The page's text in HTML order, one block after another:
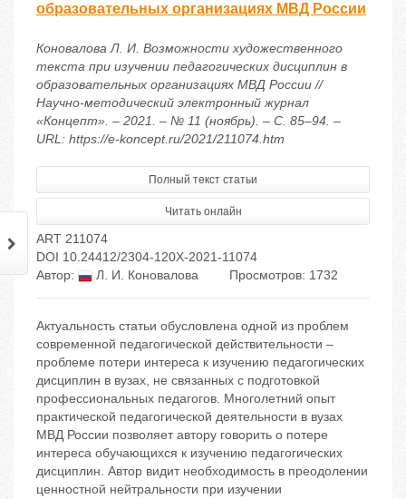
образовательных организациях МВД России
Коновалова Л. И. Возможности художественного
текста при изучении педагогических дисциплин в
образовательных организациях МВД России //
Научно-методический электронный журнал
«Концепт». – 2021. – № 11 (ноябрь). – С. 85–94. –
URL: https://e-koncept.ru/2021/211074.htm
Полный текст статьи
Читать онлайн
ART 211074
DOI 10.24412/2304-120X-2021-11074
Автор:
Л. И. Коновалова Просмотров: 1732
Актуальность статьи обусловлена одной из проблем
современной педагогической действительности –
проблеме потери интереса к изучению педагогических
дисциплин в вузах, не связанных с подготовкой
профессиональных педагогов. Многолетний опыт
практической педагогической деятельности в вузах
МВД России позволяет автору говорить о потере
интереса обучающихся к изучению педагогических
дисциплин. Автор видит необходимость в преодолении
ценностной нейтральности при изучении